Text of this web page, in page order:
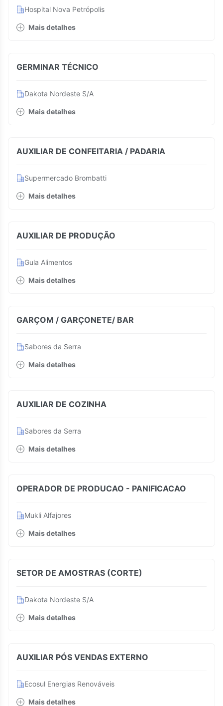
Hospital Nova Petrópolis
Mais detalhes
GERMINAR TÉCNICO
Dakota Nordeste S/A
Mais detalhes
AUXILIAR DE CONFEITARIA / PADARIA
Supermercado Brombatti
Mais detalhes
AUXILIAR DE PRODUÇÃO
Gula Alimentos
Mais detalhes
GARÇOM / GARÇONETE/ BAR
Sabores da Serra
Mais detalhes
AUXILIAR DE COZINHA
Sabores da Serra
Mais detalhes
OPERADOR DE PRODUCAO - PANIFICACAO
Mukli Alfajores
Mais detalhes
SETOR DE AMOSTRAS (CORTE)
Dakota Nordeste S/A
Mais detalhes
AUXILIAR PÓS VENDAS EXTERNO
Ecosul Energias Renováveis
Mais detalhes